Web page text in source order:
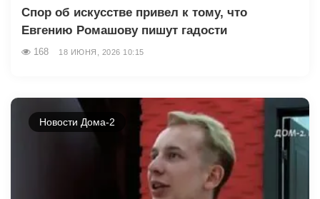
Спор об искусстве привел к тому, что
Евгению Ромашову пишут гадости
168 18 ИЮНЯ, 2026 10:15
Новости Дома-2